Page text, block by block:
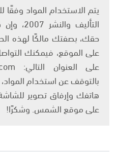
التأليف
حقك، بصفتك مالكًا لهذه
على الموقع، فيمكنك
بالتوقف عن استخدام
هاتفك وإرفاق تصوير
على موقع الشمس. وشكرًا!